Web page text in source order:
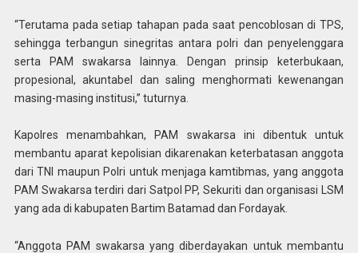
“Terutama pada setiap tahapan pada saat pencoblosan di TPS,
sehingga terbangun sinegritas antara polri dan penyelenggara
serta PAM swakarsa lainnya. Dengan prinsip keterbukaan,
propesional, akuntabel dan saling menghormati kewenangan
masing-masing institusi,” tuturnya.
Kapolres menambahkan, PAM swakarsa ini dibentuk untuk
membantu aparat kepolisian dikarenakan keterbatasan anggota
dari TNI maupun Polri untuk menjaga kamtibmas, yang anggota
PAM Swakarsa terdiri dari Satpol PP, Sekuriti dan organisasi LSM
yang ada di kabupaten Bartim Batamad dan Fordayak.
“Anggota PAM swakarsa yang diberdayakan untuk membantu